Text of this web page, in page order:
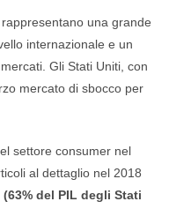
una grande
internazionale e un
Gli Stati Uniti, con
mercato di sbocco per
settore consumer nel
al dettaglio nel 2018
del PIL degli Stati